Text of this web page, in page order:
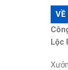
Lộc